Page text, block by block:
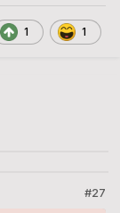
1 1
#27